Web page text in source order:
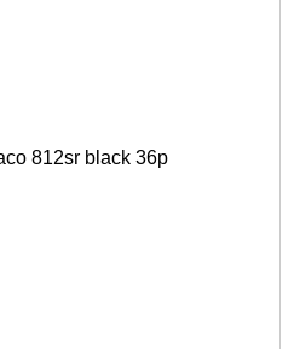
812sr black 36р